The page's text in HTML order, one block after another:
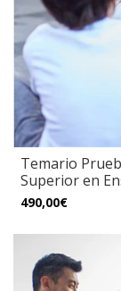
Temario
Superior en
490,00€